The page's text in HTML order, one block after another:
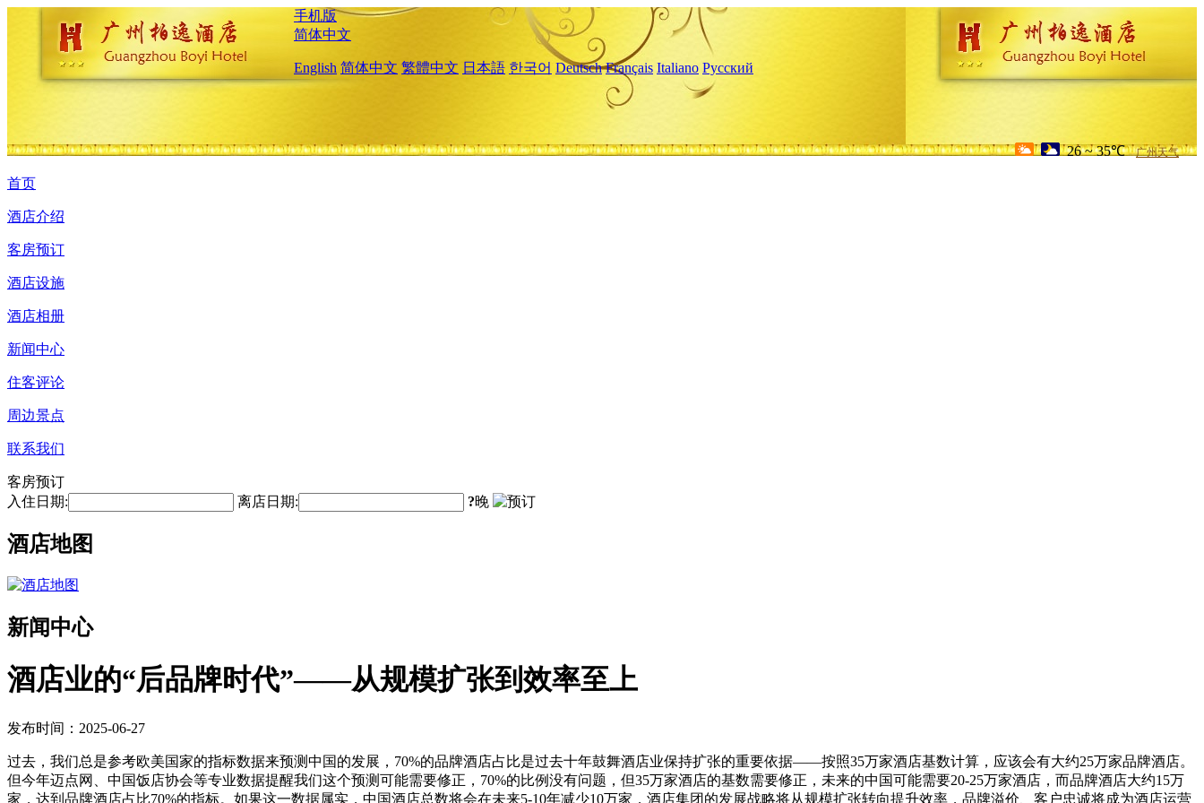
手机版
简体中文
English 简体中文 繁體中文 日本語 한국어 Deutsch Français Italiano Русский
26 ~ 35℃ 广州天气
首页
酒店介绍
客房预订
酒店设施
酒店相册
新闻中心
住客评论
周边景点
联系我们
客房预订
入住日期:
离店日期: ?晚
酒店地图
新闻中心
酒店业的“后品牌时代”——从规模扩张到效率至上
发布时间：2025-06-27
过去，我们总是参考欧美国家的指标数据来预测中国的发展，70%的品牌酒店占比是过去十年鼓舞酒店业保持扩张的重要依据——按照35万家酒店基数计算，应该会有大约25万家品牌酒店。
但今年迈点网、中国饭店协会等专业数据提醒我们这个预测可能需要修正，70%的比例没有问题，但35万家酒店的基数需要修正，未来的中国可能需要20-25万家酒店，而品牌酒店大约15万
家，达到品牌酒店占比70%的指标。如果这一数据属实，中国酒店总数将会在未来5-10年减少10万家，酒店集团的发展战略将从规模扩张转向提升效率，品牌溢价、客户忠诚将成为酒店运营